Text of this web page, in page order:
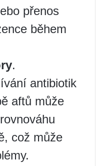
přenos
během
.
antibiotik
aftů může
což může